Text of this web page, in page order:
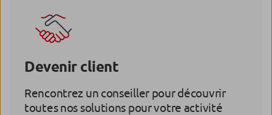
Devenir client
Rencontrez un conseiller pour découvrir
toutes nos solutions pour votre activité